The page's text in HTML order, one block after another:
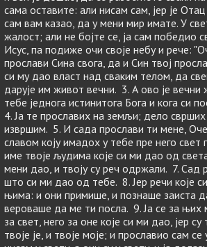
сама оставите: али нисам сам, јер је
сам вам казао, да у мени мир имате. У
жалост; али не бојте се, ја сам победио
Исус, па подиже очи своје небу и рече:
прослави Сина свога, да и Син твој
си му дао власт над сваким телом, да
дарује им живот вечни. 3. А ово је вечни
тебе једнога истинитога Бога и кога си
4. Ја те прославих на земљи; дело
извршим. 5. И сада прослави ти мене,
славом коју имадох у тебе пре него свет
име твоје људима које си ми дао од
мени дао, и твоју су реч одржали. 7. Сад
што си ми дао од тебе. 8. Јер речи које
њима: и они примише, и познаше заиста
вероваше да ме ти посла. 9. Ја се за
за свет, него за оне које си ми дао, јер
твоје је, и твоје моје; и прославио сам